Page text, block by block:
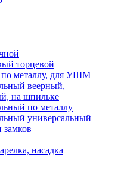
торцевой
по металлу, для УШМ
веерный,
на шпильке
по металлу
универсальный
замков
насадка